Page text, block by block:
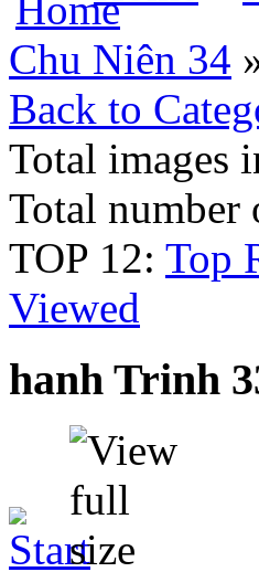
Chu Niên 34
Back to
Total images
Total number
TOP 12: Top
Viewed
hanh Trinh